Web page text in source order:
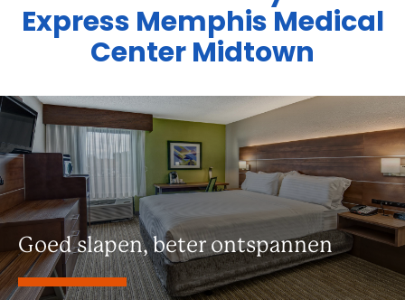
Express Memphis Medical
Center Midtown
Goed slapen, beter ontspannen